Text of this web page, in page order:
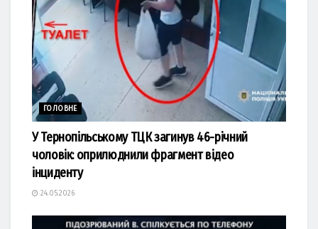
ГОЛОВНЕ
У Тернопільському ТЦК загинув 46-річний
чоловік: оприлюднили фрагмент відео
інциденту
24.05.2026